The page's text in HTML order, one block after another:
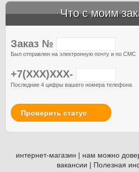
Что с моим
Заказ №
Был отправлен на электронную почту и по СМС
+7(XXX)XXX-
Последние 4 цифры вашего номера телефона
Проверить статус
интернет-магазин | нам можно
вакансии | Полезная